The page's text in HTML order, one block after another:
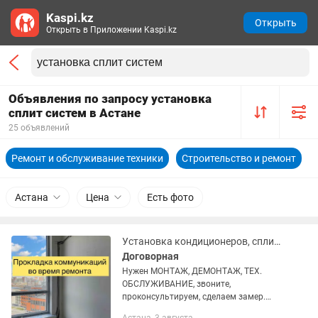
Объявления по запросу установка
сплит систем в Астане
25 объявлений
Ремонт и обслуживание техники Строительство и ремонт
Астана Цена Есть фото
Установка кондиционеров, сплит систем
Договорная
Нужен МОНТАЖ, ДЕМОНТАЖ, ТЕХ.
ОБСЛУЖИВАНИЕ, звоните,
проконсультируем, сделаем замер.
Kaspi.kz
Открыть в Приложении Kaspi.kz
Открыть